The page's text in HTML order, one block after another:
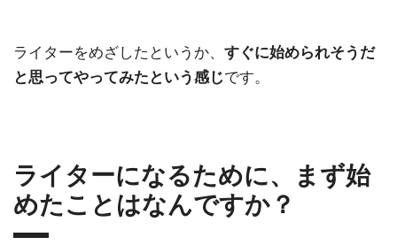
ライターをめざしたというか、 すぐに始められそうだ
と思ってやってみたという感じです。
ライターになるために、まず始
めたことはなんですか？